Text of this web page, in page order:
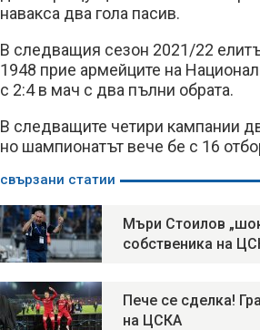
навакса два гола пасив.
В следващия сезон 2021/22
1948 прие армейците на
с 2:4 в мач с два пълни обрата.
В следващите четири кампании
но шампионатът вече бе с 16
свързани статии
Мъри Стоилов
собственика на
Пече се сделка!
на ЦСКА